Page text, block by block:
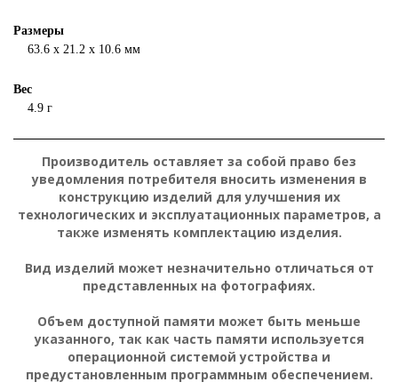
Размеры
63.6 x 21.2 x 10.6 мм
Вес
4.9 г
Производитель оставляет за собой право без
уведомления потребителя вносить изменения в
конструкцию изделий для улучшения их
технологических и эксплуатационных параметров, а
также изменять комплектацию изделия.
Вид изделий может незначительно отличаться от
представленных на фотографиях.
Объем доступной памяти может быть меньше
указанного, так как часть памяти используется
операционной системой устройства и
предустановленным программным обеспечением.